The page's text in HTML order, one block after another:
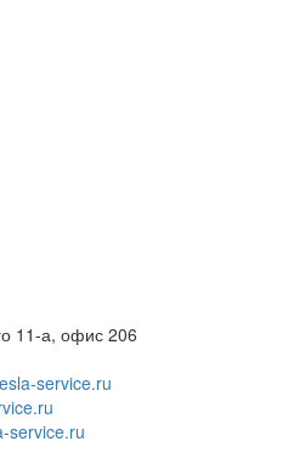
11-а, офис 206
service.ru
service.ru